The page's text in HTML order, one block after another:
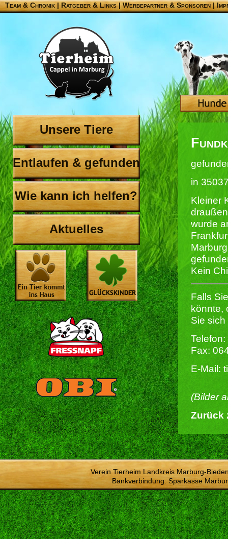
Team & Chronik |Ratgeber & Links|Werbepartner & Sponsoren|
Unsere Tiere
Entlaufen & gefunden
Wie kann ich helfen?
Aktuelles
in
Kleiner
wurde
Kein
Falls
könnte,
Sie sich
Fax:
E-Mail:
(Bilder
Zurück
Verein Tierheim Landkreis Marburg-
Bankverbindung: Sparkasse